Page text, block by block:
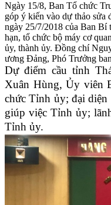
Ngày 15/8, Ban Tổ chức
góp ý kiến vào dự thảo
ngày 25/7/2018 của Ban Bí
hạn, tổ chức bộ máy cơ
ủy, thành ủy. Đồng chí
ương Đảng, Phó Trưởng
Dự điểm cầu tỉnh
Xuân Hùng, Ủy viên
chức Tỉnh ủy; đại diện
giúp việc Tỉnh ủy;
Tỉnh ủy.